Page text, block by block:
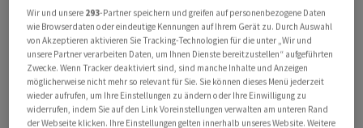
‌verschont werden. Standardsituationen, bei denen
Autos Platz für Rettungswagen machen oder vor
Schulbussen stehenbleiben müssen, seien immer noch
ein Problem. Entsprechend kritisch äussern sich ‌die
Insider. Sieben der zehn für diesen Bericht befragten
Wir und unsere 293-Partner speichern und greifen auf personenbezogene Daten
wie Browserdaten oder eindeutige Kennungen auf Ihrem Gerät zu. Durch Auswahl
von Akzeptieren aktivieren Sie Tracking-Technologien für die unter „Wir und
unsere Partner verarbeiten Daten, um Ihnen Dienste bereitzustellen“ aufgeführten
Zwecke. Wenn Tracker deaktiviert sind, sind manche Inhalte und Anzeigen
möglicherweise nicht mehr so relevant für Sie. Sie können dieses Menü jederzeit
wieder aufrufen, um Ihre Einstellungen zu ändern oder Ihre Einwilligung zu
widerrufen, indem Sie auf den Link Voreinstellungen verwalten am unteren Rand
der Webseite klicken. Ihre Einstellungen gelten innerhalb unseres Website. Weitere